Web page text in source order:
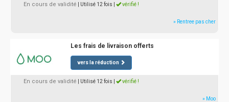
En cours de validité | Utilisé 12 fois vérifié !
» Rentree pas cher
Les frais de livraison offerts
vers la réduction
En cours de validité | Utilisé 12 fois vérifié !
» Moo